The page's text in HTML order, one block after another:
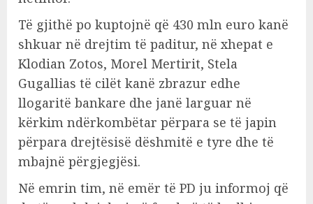
Të gjithë po kuptojnë që 430 mln euro kanë
shkuar në drejtim të paditur, në xhepat e
Klodian Zotos, Morel Mertirit, Stela
Gugallias të cilët kanë zbrazur edhe
llogaritë bankare dhe janë larguar në
kërkim ndërkombëtar përpara se të japin
përpara drejtësisë dëshmitë e tyre dhe të
mbajnë përgjegjësi.
Në emrin tim, në emër të PD ju informoj që